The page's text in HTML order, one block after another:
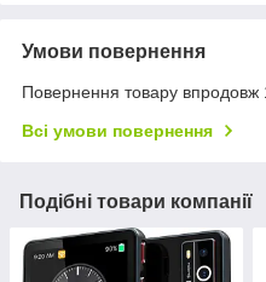
Умови повернення
Повернення товару впродовж
Всі умови повернення
Подібні товари компанії